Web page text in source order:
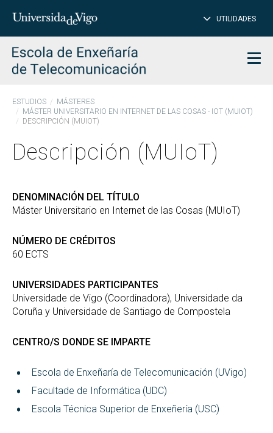
Insertar
para
buscar
UTILIDADES
ESTUDIOS
MÁSTERES
MÁSTER UNIVERSITARIO EN INTERNET DE LAS COSAS - IOT (MUIOT)
DESCRIPCIÓN (MUIOT)
Descripción (MUIoT)
DENOMINACIÓN DEL TÍTULO
Máster Universitario en Internet de las Cosas (MUIoT)
NÚMERO DE CRÉDITOS
60 ECTS
UNIVERSIDADES PARTICIPANTES
Universidade de Vigo (Coordinadora), Universidade da
Coruña y Universidade de Santiago de Compostela
CENTRO/S DONDE SE IMPARTE
Escola de Enxeñaría de Telecomunicación (UVigo)
Facultade de Informática (UDC)
Escola Técnica Superior de Enxeñería (USC)